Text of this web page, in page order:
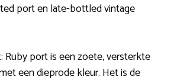
port en late-bottled vintage
Ruby port is een zoete, versterkte
een dieprode kleur. Het is de